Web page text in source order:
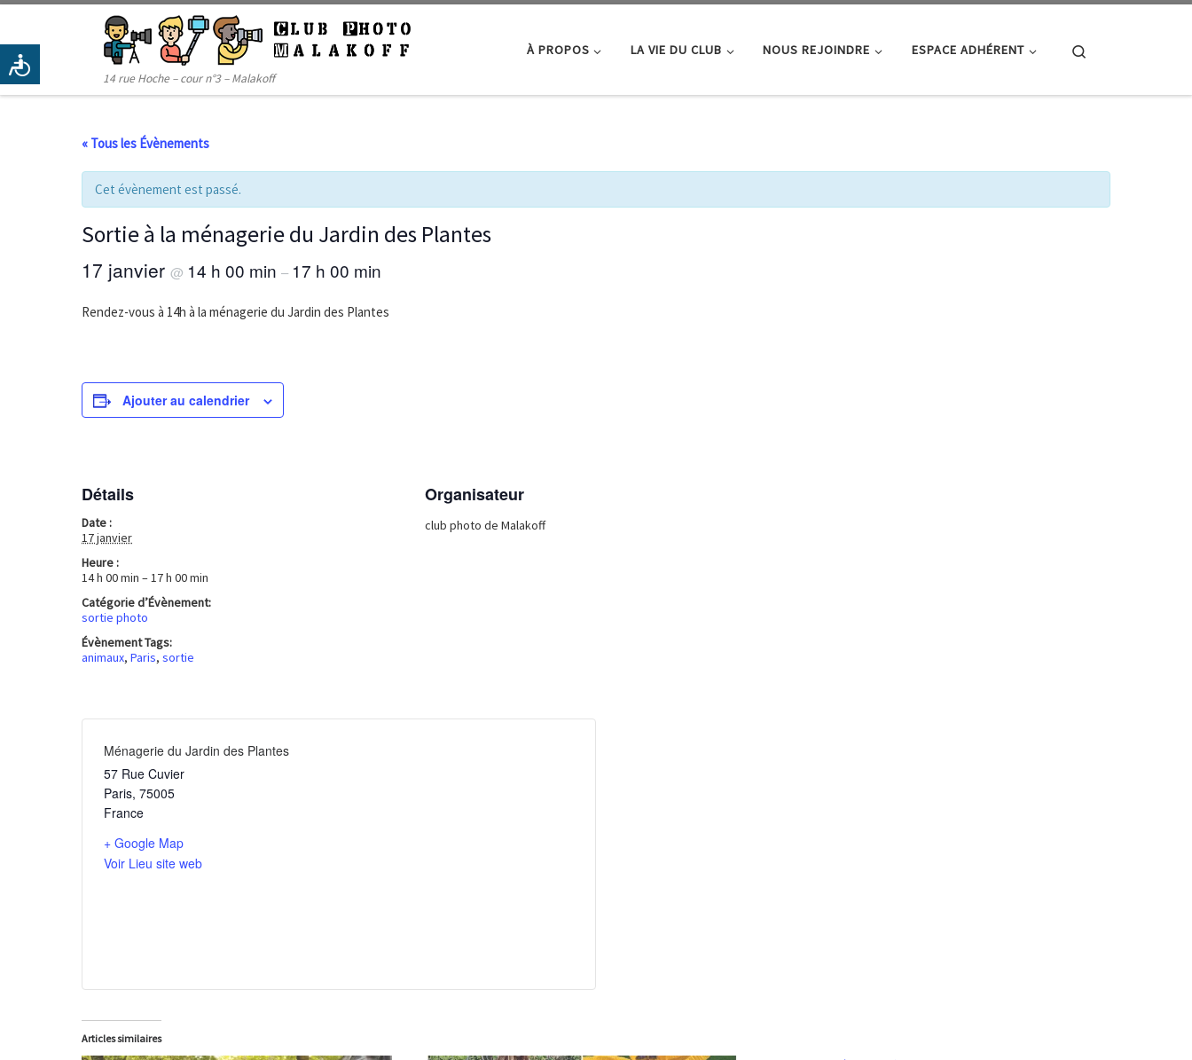
Passer au contenu
14 rue Hoche – cour n°3 – Malakoff
À PROPOS LA VIE DU CLUB NOUS REJOINDRE ESPACE ADHÉRENT
« Tous les Évènements
Cet évènement est passé.
Sortie à la ménagerie du Jardin des Plantes
17 janvier @ 14 h 00 min – 17 h 00 min
Rendez-vous à 14h à la ménagerie du Jardin des Plantes
Ajouter au calendrier
Détails
Date :
17 janvier
Heure :
14 h 00 min – 17 h 00 min
Catégorie d’Évènement:
sortie photo
Évènement Tags:
animaux, Paris, sortie
Organisateur
club photo de Malakoff
Ménagerie du Jardin des Plantes
57 Rue Cuvier
Paris, 75005
France
+ Google Map
Voir Lieu site web
Articles similaires